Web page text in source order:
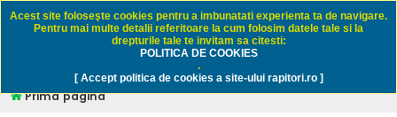
Rapitori.ro - Pescuit sportiv
Prima pagină
Acest site foloseşte cookies pentru a imbunatati experienta ta de navigare.
Pentru mai multe detalii referitoare la cum folosim datele tale si la
drepturile tale te invitam sa citesti:
POLITICA DE COOKIES
.
[ Accept politica de cookies a site-ului rapitori.ro ]